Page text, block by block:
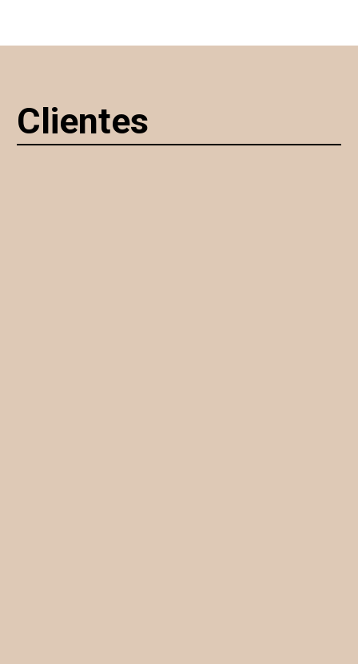
Clientes